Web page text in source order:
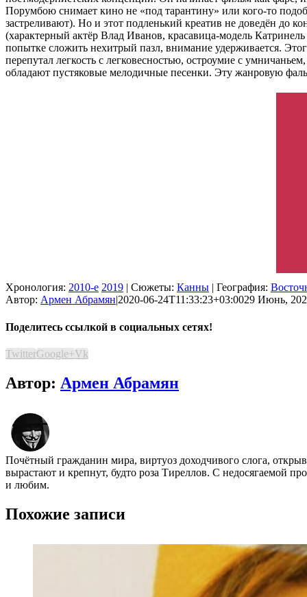
Порумбою снимает кино не «под тарантину» или кого-то
застреливают). Но и этот подленький креатив не доведён до
(характерный актёр Влад Иванов, красавица-модель
попытке сложить нехитрый пазл, внимание удерживается.
перепутал легкость с легковесностью, остроумие с
обладают пустяковые мелодичные песенки. Эту жанровую
Хронология: 2010-е 2019 | Сюжеты: Канны | География:
Автор: Армен Абрамян|2020-06-24T11:33:23+03:0029 Июнь,
Поделитесь ссылкой в социальных сетях!
TwitterGoogle+Vk
Автор: Армен Абрамян
Почётный гражданин мира, виртуоз доходчивого слога,
вырастают и крепнут, будто роза Тиреллов. С недосягаемой
и любим.
Похожие записи